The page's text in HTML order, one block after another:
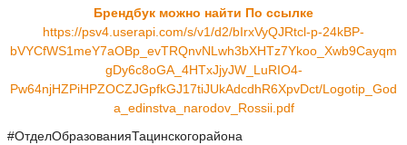
Брендбук можно найти По ссылке
https://psv4.userapi.com/s/v1/d2/bIrxVyQJRtcl-p-24kBP-
bVYCfWS1meY7aOBp_evTRQnvNLwh3bXHTz7Ykoo_Xwb9Cayqm
gDy6c8oGA_4HTxJjyJW_LuRIO4-
Pw64njHZPiHPZOCZJGpfkGJ17tiJUkAdcdhR6XpvDct/Logotip_God
a_edinstva_narodov_Rossii.pdf
#ОтделОбразованияТацинскогорайона